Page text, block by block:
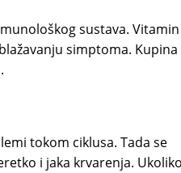
sustava. Vitamin
simptoma. Kupina
tokom ciklusa. Tada se
i jaka krvarenja. Ukoliko